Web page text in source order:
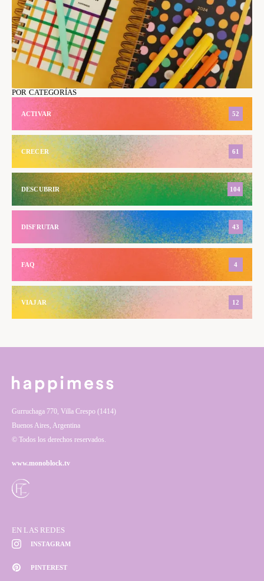
POR CATEGORÍAS
ACTIVAR 52
CRECER 61
DESCUBRIR 104
DISFRUTAR 43
FAQ 4
VIAJAR 12
Gurruchaga 770, Villa Crespo (1414)
Buenos Aires, Argentina
© Todos los derechos reservados.
www.monoblock.tv
EN LAS REDES
INSTAGRAM
PINTEREST